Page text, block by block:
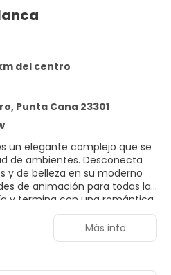
del centro
Punta Cana 23301
un elegante complejo que se
de ambientes. Desconecta
y de belleza en su moderno
de animación para todas las
y termina con una romántica
playa caribeña que rodea al
de diversión y ocio del hotel
al aire libre y en el mar y
Más info